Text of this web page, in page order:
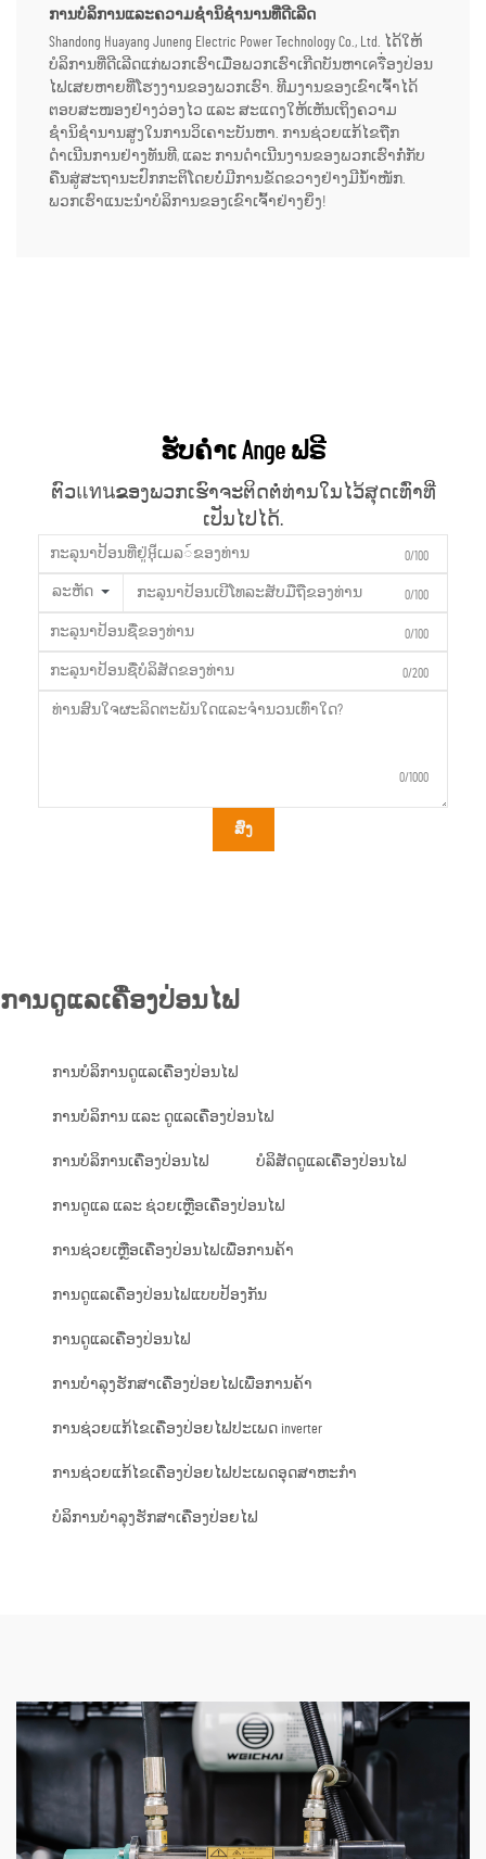
ການບໍລິການແລະຄວາມຊໍານິຊໍານານທີ່ດີເລີດ
Shandong Huayang Juneng Electric Power Technology Co., Ltd. ໄດ້ໃຫ້
ບໍລິການທີ່ດີເລີດແກ່ພວກເຮົາເມື່ອພວກເຮົາເກີດບັນຫາເครື່ອງປ່ອນ
ໄຟເສຍຫາຍທີ່ໂຮງງານຂອງພວກເຮົາ. ທີມງານຂອງເຂົາເຈົ້າໄດ້
ຕອບສະໜອງຢ່າງວ່ອງໄວ ແລະ ສະແດງໃຫ້ເຫັນເຖິງຄວາມ
ຊຳນິຊຳນານສູງໃນການວິເຄາະບັນຫາ. ການຊ່ວຍແກ້ໄຂຖືກ
ດຳເນີນການຢ່າງທັນທີ, ແລະ ການດຳເນີນງານຂອງພວກເຮົາກໍ່ກັບ
ຄືນສູ່ສະຖານະປົກກະຕິໂດຍບໍ່ມີການຂັດຂວາງຢ່າງມີນ້ຳໜັກ.
ພວກເຮົາແນະນຳບໍລິການຂອງເຂົາເຈົ້າຢ່າງຍິ່ງ!
ຮັບຄຳເ Ange ຟຣີ
ຕົວแทนຂອງພວກເຮົາຈະຕິດຕໍ່ທ່ານໃນໄວ້ສຸດເທົ່າທີ່
ເປັນໄປໄດ້.
0/100
ລະຫັດ 0/100
0/100
0/200
0/1000
ສົ່ງ
ການດູແລເຄື່ອງປ່ອນໄຟ
ການບໍລິການດູແລເຄື່ອງປ່ອນໄຟ
ການບໍລິການ ແລະ ດູແລເຄື່ອງປ່ອນໄຟ
ການບໍລິການເຄື່ອງປ່ອນໄຟ ບໍລິສັດດູແລເຄື່ອງປ່ອນໄຟ
ການດູແລ ແລະ ຊ່ວຍເຫຼືອເຄື່ອງປ່ອນໄຟ
ການຊ່ວຍເຫຼືອເຄື່ອງປ່ອນໄຟເພື່ອການຄ້າ
ການດູແລເຄື່ອງປ່ອນໄຟແບບປ້ອງກັນ
ການດູແລເຄື່ອງປ່ອນໄຟ
ການບໍາລຸງຮັກສາເຄື່ອງປ່ອຍໄຟເພື່ອການຄ້າ
ການຊ່ວຍແກ້ໄຂເຄື່ອງປ່ອຍໄຟປະເພດ inverter
ການຊ່ວຍແກ້ໄຂເຄື່ອງປ່ອຍໄຟປະເພດອຸດສາຫະກຳ
ບໍລິການບໍາລຸງຮັກສາເຄື່ອງປ່ອຍໄຟ